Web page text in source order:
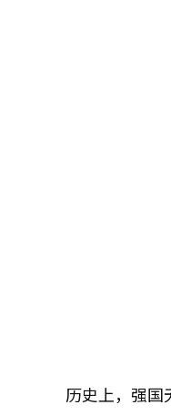
历史上，强国